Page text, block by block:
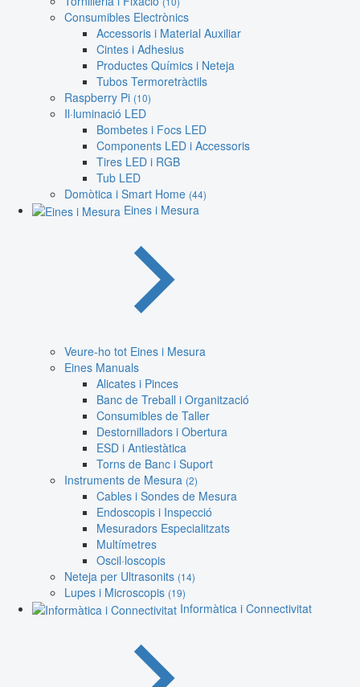
Consumibles Electrònics
Accessoris i Material Auxiliar
Cintes i Adhesius
Productes Químics i Neteja
Tubos Termoretràctils
Raspberry Pi (10)
Il·luminació LED
Bombetes i Focs LED
Components LED i Accessoris
Tires LED i RGB
Tub LED
Domòtica i Smart Home (44)
Eines i Mesura
Veure-ho tot Eines i Mesura
Eines Manuals
Alicates i Pinces
Banc de Treball i Organització
Consumibles de Taller
Destornilladors i Obertura
ESD i Antiestàtica
Torns de Banc i Suport
Instruments de Mesura (2)
Cables i Sondes de Mesura
Endoscopis i Inspecció
Mesuradors Especialitzats
Multímetres
Oscil·loscopis
Neteja per Ultrasonits (14)
Lupes i Microscopis (19)
Informàtica i Connectivitat